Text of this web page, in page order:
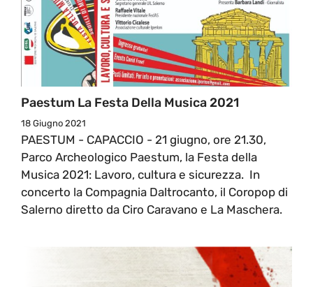
Paestum La Festa Della Musica 2021
18 Giugno 2021
PAESTUM - CAPACCIO - 21 giugno, ore 21.30,
Parco Archeologico Paestum, la Festa della
Musica 2021: Lavoro, cultura e sicurezza. In
concerto la Compagnia Daltrocanto, il Coropop di
Salerno diretto da Ciro Caravano e La Maschera.